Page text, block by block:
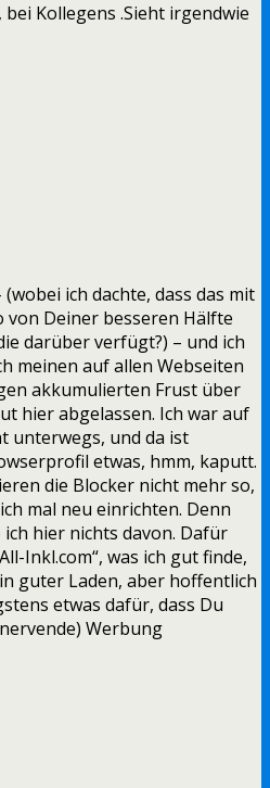
bei Kollegens .Sieht irgendwie
(wobei ich dachte, dass das mit
von Deiner besseren Hälfte
darüber verfügt?) – und ich
meinen auf allen Webseiten
akkumulierten Frust über
hier abgelassen. Ich war auf
unterwegs, und da ist
etwas, hmm, kaputt.
die Blocker nicht mehr so,
mal neu einrichten. Denn
hier nichts davon. Dafür
Inkl.com“, was ich gut finde,
guter Laden, aber hoffentlich
etwas dafür, dass Du
Werbung